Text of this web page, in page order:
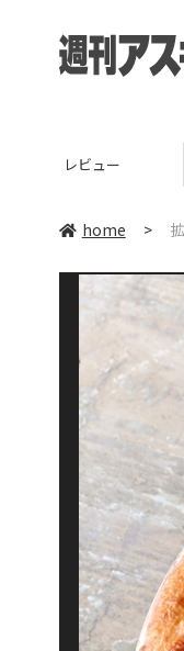
レビュー
home >